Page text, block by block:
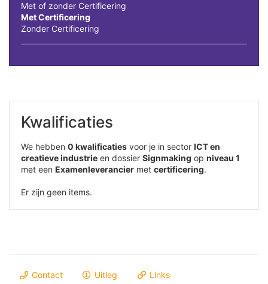
Met of zonder Certificering
Met Certificering
Zonder Certificering
Kwalificaties
We hebben 0 kwalificaties voor je in sector ICT en
creatieve industrie en dossier Signmaking op niveau 1
met een Examenleverancier met certificering.
Er zijn geen items.
Contact Uitleg Links